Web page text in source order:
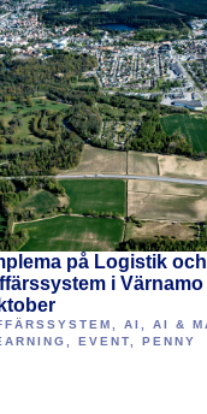
på Logistik och
i Värnamo
,AI ,AI &
,EVENT ,PENNY